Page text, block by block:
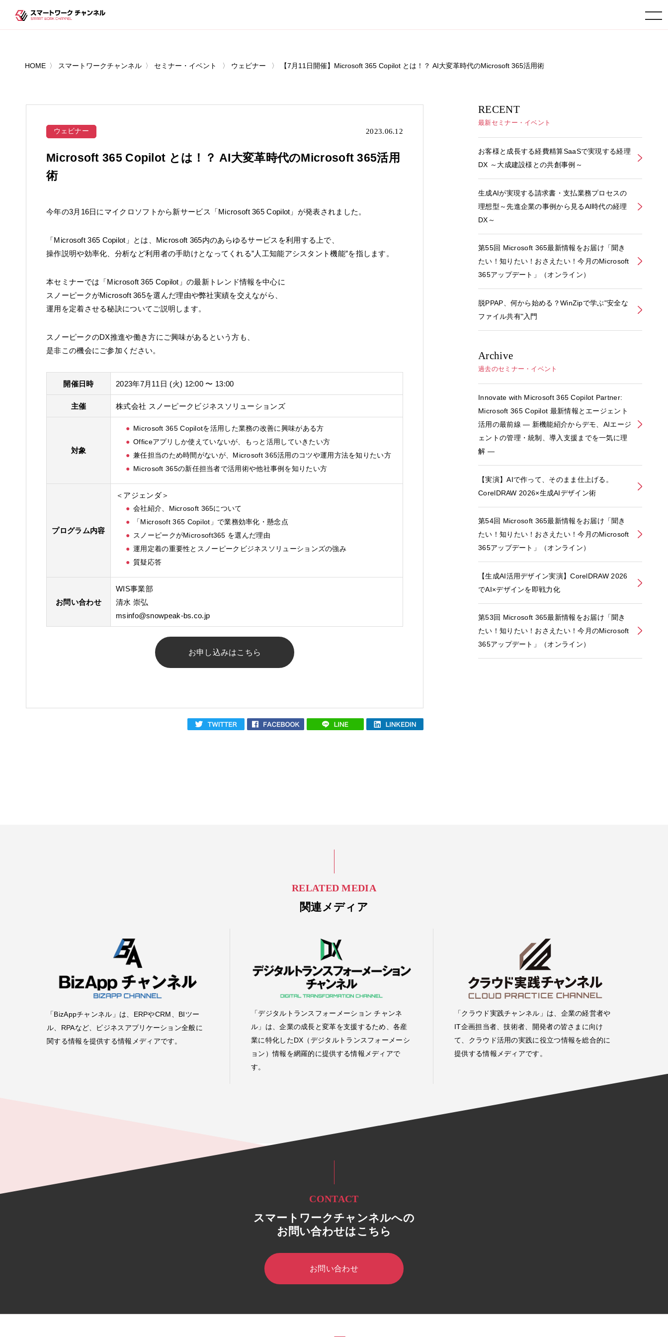
toggle navigation
HOME スマートワークチャンネル セミナー・イベント ウェビナー 【7月11日開催】Microsoft 365 Copilot とは！？ AI大変革時代のMicrosoft 365活用術
ウェビナー 2023.06.12
Microsoft 365 Copilot とは！？ AI大変革時代のMicrosoft 365活用
術
今年の3月16日にマイクロソフトから新サービス「Microsoft 365 Copilot」が発表されました。
「Microsoft 365 Copilot」とは、Microsoft 365内のあらゆるサービスを利用する上で、
操作説明や効率化、分析など利用者の手助けとなってくれる”人工知能アシスタント機能”を指します。
本セミナーでは「Microsoft 365 Copilot」の最新トレンド情報を中心に
スノーピークがMicrosoft 365を選んだ理由や弊社実績を交えながら、
運用を定着させる秘訣についてご説明します。
スノーピークのDX推進や働き方にご興味があるという方も、
是非この機会にご参加ください。
開催日時 2023年7月11日 (火) 12:00 〜 13:00
主催 株式会社 スノーピークビジネスソリューションズ
対象
Microsoft 365 Copilotを活用した業務の改善に興味がある方
Officeアプリしか使えていないが、もっと活用していきたい方
兼任担当のため時間がないが、Microsoft 365活用のコツや運用方法を知りたい方
Microsoft 365の新任担当者で活用術や他社事例を知りたい方
プログラム内容
＜アジェンダ＞
会社紹介、Microsoft 365について
「Microsoft 365 Copilot」で業務効率化・懸念点
スノーピークがMicrosoft365 を選んだ理由
運用定着の重要性とスノーピークビジネスソリューションズの強み
質疑応答
お問い合わせ
WIS事業部
清水 崇弘
msinfo@snowpeak-bs.co.jp
お申し込みはこちら
RECENT
最新セミナー・イベント
お客様と成長する経費精算SaaSで実現する経理
DX ～大成建設様との共創事例～
生成AIが実現する請求書・支払業務プロセスの
理想型～先進企業の事例から見るAI時代の経理
DX～
第55回 Microsoft 365最新情報をお届け「聞き
たい！知りたい！おさえたい！今月のMicrosoft
365アップデート」（オンライン）
脱PPAP、何から始める？WinZipで学ぶ"安全な
ファイル共有"入門
Archive
過去のセミナー・イベント
Innovate with Microsoft 365 Copilot Partner:
Microsoft 365 Copilot 最新情報とエージェント
活用の最前線 ― 新機能紹介からデモ、AIエージ
ェントの管理・統制、導入支援までを一気に理
解 ―
【実演】AIで作って、そのまま仕上げる。
CorelDRAW 2026×生成AIデザイン術
第54回 Microsoft 365最新情報をお届け「聞き
たい！知りたい！おさえたい！今月のMicrosoft
365アップデート」（オンライン）
【生成AI活用デザイン実演】CorelDRAW 2026
でAI×デザインを即戦力化
第53回 Microsoft 365最新情報をお届け「聞き
たい！知りたい！おさえたい！今月のMicrosoft
365アップデート」（オンライン）
RELATED MEDIA
関連メディア
「BizAppチャンネル」は、ERPやCRM、BIツー
ル、RPAなど、ビジネスアプリケーション全般に
関する情報を提供する情報メディアです。
「デジタルトランスフォーメーション チャンネ
ル」は、企業の成長と変革を支援するため、各産
業に特化したDX（デジタルトランスフォーメーシ
ョン）情報を網羅的に提供する情報メディアで
す。
「クラウド実践チャンネル」は、企業の経営者や
IT企画担当者、技術者、開発者の皆さまに向け
て、クラウド活用の実践に役立つ情報を総合的に
提供する情報メディアです。
CONTACT
スマートワークチャンネルへの
お問い合わせはこちら
お問い合わせ